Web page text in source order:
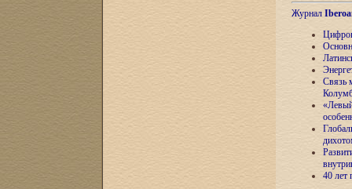
Журнал
Связь
40 лет